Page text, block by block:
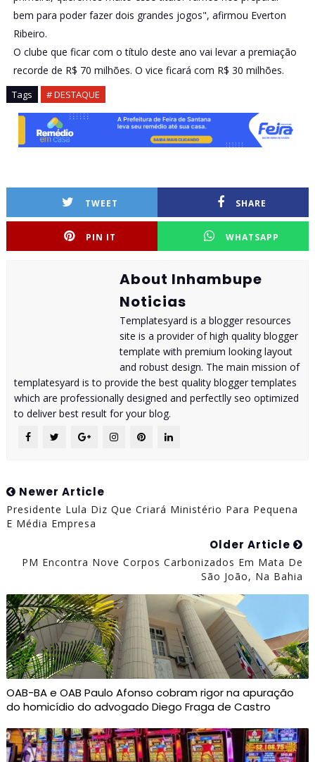
bem para poder fazer dois grandes jogos", afirmou Everton
Ribeiro.
O clube que ficar com o título deste ano vai levar a premiação
recorde de R$ 70 milhões. O vice ficará com R$ 30 milhões.
Tags # DESTAQUE
TWEET SHARE
PIN IT WHATSAPP
About Inhambupe
Noticias
Templatesyard is a blogger resources
site is a provider of high quality blogger
template with premium looking layout
and robust design. The main mission of
templatesyard is to provide the best quality blogger templates
which are professionally designed and perfectlly seo optimized
to deliver best result for your blog.
Newer Article
Presidente Lula Diz Que Criará Ministério Para Pequena
E Média Empresa
Older Article
PM Encontra Nove Corpos Carbonizados Em Mata De
São João, Na Bahia
OAB-BA e OAB Paulo Afonso cobram rigor na apuração
do homicídio do advogado Diego Fraga de Castro